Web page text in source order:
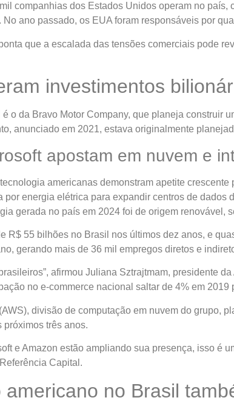
companhias dos Estados Unidos operam no
ano passado, os EUA foram responsáveis por
que a escalada das tensões comerciais pode
investimentos
o da Bravo Motor Company, que planeja construir
anunciado em 2021, estava originalmente
apostam em nuvem e
americanas demonstram apetite
por energia elétrica para expandir centros de
gerada no país em 2024 foi de origem renovável,
R$ 55 bilhões no Brasil nos últimos dez anos, e
gerando mais de 36 mil empregos diretos e
afirmou Juliana Sztrajtmam, presidente
no e-commerce nacional saltar de 4% em 2019
divisão de computação em nuvem do grupo,
três anos.
e Amazon estão ampliando sua presença, isso é
Capital.
americano no Brasil